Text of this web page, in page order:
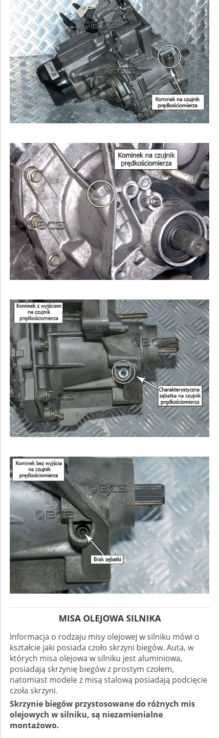
MISA OLEJOWA SILNIKA
Informacja o rodzaju misy olejowej w silniku mówi o
kształcie jaki posiada czoło skrzyni biegów. Auta, w
których misa olejowa w silniku jest aluminiowa,
posiadają skrzynię biegów z prostym czołem,
natomiast modele z misą stalową posiadają podcięcie
czoła skrzyni.
Skrzynie biegów przystosowane do różnych mis
olejowych w silniku, są niezamienialne
montażowo.